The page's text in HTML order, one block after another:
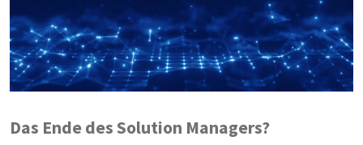
Das Ende des Solution Managers?